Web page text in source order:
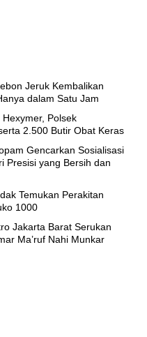
Jeruk Kembalikan
dalam Satu Jam
Polsek
2.500 Butir Obat Keras
Gencarkan Sosialisasi
Presisi yang Bersih dan
Temukan Perakitan
1000
Jakarta Barat Serukan
Ma’ruf Nahi Munkar